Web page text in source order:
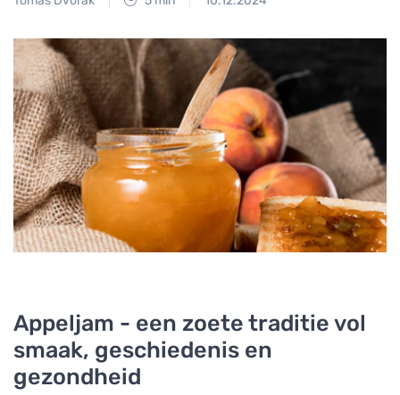
Appeljam - een zoete traditie vol
smaak, geschiedenis en
gezondheid